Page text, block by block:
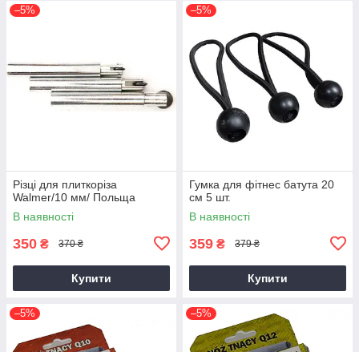
–5%
Різці для плиткоріза
Walmer/10 мм/ Польща
В наявності
350 ₴ 370 ₴
Купити
–5%
Гумка для фітнес батута 20
см 5 шт.
В наявності
359 ₴ 379 ₴
Купити
–5% –5%